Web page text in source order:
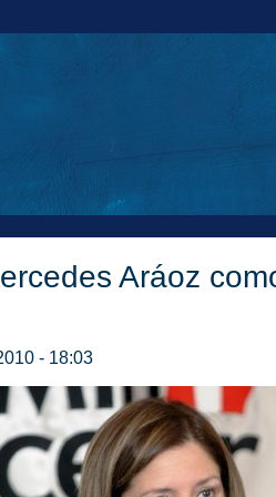
Aráoz
- 18:03